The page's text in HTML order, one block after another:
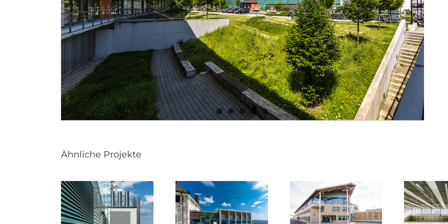
Ähnliche Projekte
Drachenfelsplateau:
JVA Rheinbach:
MZH Bad Hönningen: